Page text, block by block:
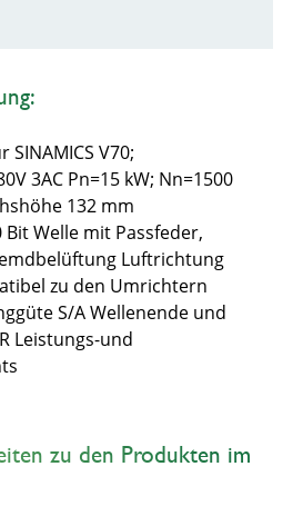
V70;
3AC Pn=15 kW; Nn=1500
132 mm
Welle mit Passfeder,
Luftrichtung
zu den Umrichtern
S/A Wellenende und
Leistungs-und
zu den Produkten im